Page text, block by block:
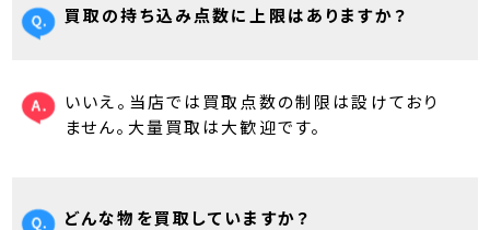
買取の持ち込み点数に上限はありますか？
いいえ。当店では買取点数の制限は設けており
ません。大量買取は大歓迎です。
どんな物を買取していますか？